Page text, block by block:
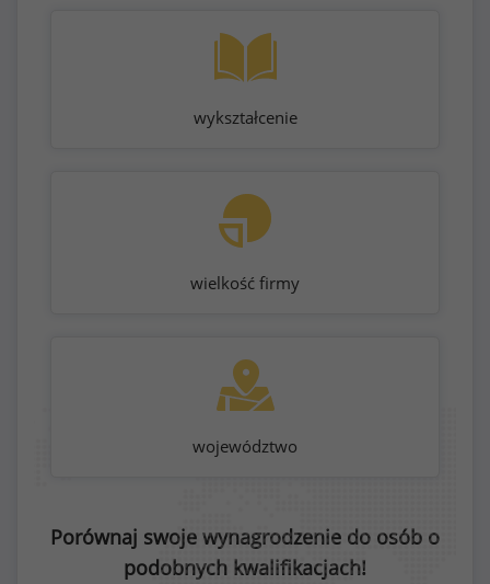
wykształcenie
wielkość firmy
województwo
Porównaj swoje wynagrodzenie do osób o
podobnych kwalifikacjach!